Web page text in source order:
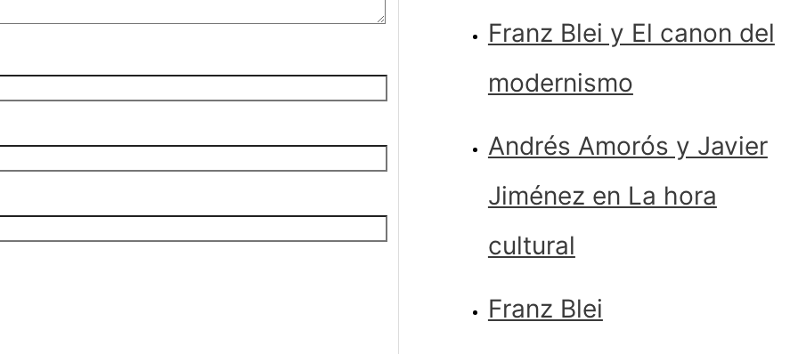
Franz Blei y El canon del
modernismo
Andrés Amorós y Javier
Jiménez en La hora
cultural
Franz Blei